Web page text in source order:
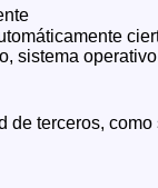
sistema
terceros,